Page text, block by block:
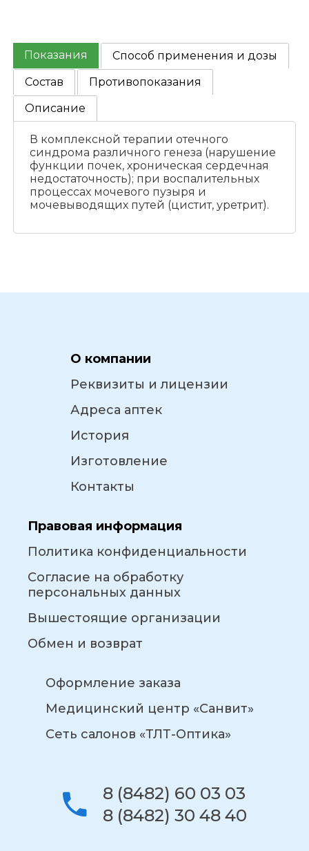
Показания
Способ применения и дозы
Состав
Противопоказания
Описание
В комплексной терапии отечного
синдрома различного генеза (нарушение
функции почек, хроническая сердечная
недостаточность); при воспалительных
процессах мочевого пузыря и
мочевыводящих путей (цистит, уретрит).
О компании
Реквизиты и лицензии
Адреса аптек
История
Изготовление
Контакты
Правовая информация
Политика конфиденциальности
Согласие на обработку
персональных данных
Вышестоящие организации
Обмен и возврат
Оформление заказа
Медицинский центр «Санвит»
Сеть салонов «ТЛТ-Оптика»
8 (8482) 60 03 03
8 (8482) 30 48 40